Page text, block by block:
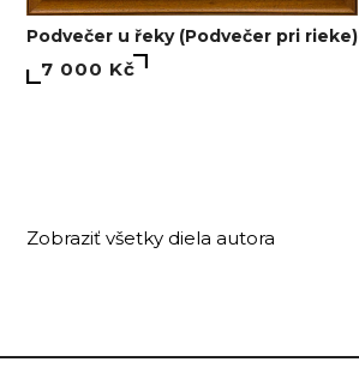
Podvečer u řeky (Podvečer pri rieke)
7 000 Kč
Zobraziť všetky diela autora